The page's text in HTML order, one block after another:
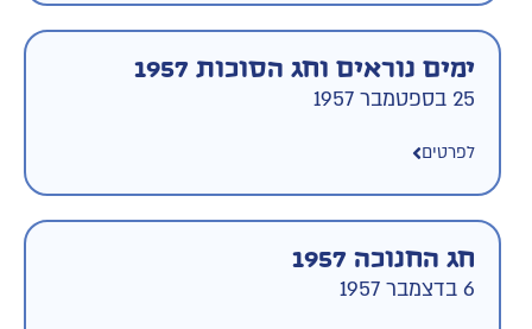
ימים נוראים וחג הסוכות 1957
25 בספטמבר 1957
לפרטים
חג החנוכה 1957
6 בדצמבר 1957